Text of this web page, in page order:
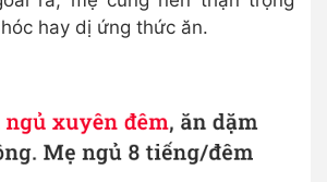
hay dị ứng thức ăn.